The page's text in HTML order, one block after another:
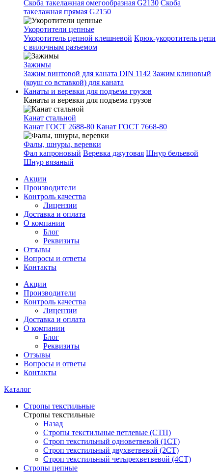
Скоба такелажная омегообразная G2130 Скоба
такелажная прямая G2150
Укоротители цепные
Укоротитель цепной клешневой Крюк-укоротитель цепи
с вилочным разъемом
Зажимы
Зажим винтовой для каната DIN 1142 Зажим клиновый
(коуш со вставкой) для каната
Канаты и веревки для подъема грузов
Канаты и веревки для подъема грузов
Канат стальной
Канат ГОСТ 2688-80 Канат ГОСТ 7668-80
Фалы, шнуры, веревки
Фал капроновый Веревка джутовая Шнур бельевой
Шнур вязаный
Акции
Производители
Контроль качества
Лицензии
Доставка и оплата
О компании
Блог
Реквизиты
Отзывы
Вопросы и ответы
Контакты
Акции
Производители
Контроль качества
Лицензии
Доставка и оплата
О компании
Блог
Реквизиты
Отзывы
Вопросы и ответы
Контакты
Каталог
Стропы текстильные
Стропы текстильные
Назад
Стропы текстильные петлевые (СТП)
Строп текстильный одноветвевой (1СТ)
Строп текстильный двухветвевой (2СТ)
Строп текстильный четырехветвевой (4СТ)
Стропы цепные